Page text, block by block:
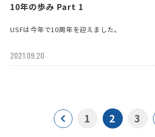
10年の歩み Part 1
USFは今年で10周年を迎えました。
2021.09.20
1 2 3